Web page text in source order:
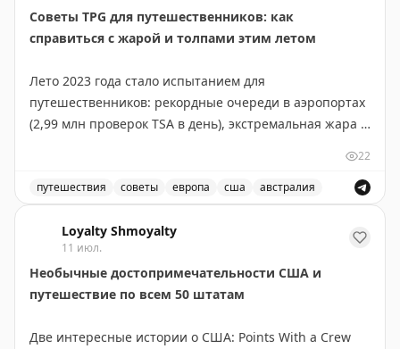
Советы TPG для путешественников: как
справиться с жарой и толпами этим летом
Лето 2023 года стало испытанием для
путешественников: рекордные очереди в аэропортах
(2,99 млн проверок TSA в день), экстремальная жара в
крупные города. Команда The Points Guy поделилась
проверенными лайфхаками для комфортного
путешествия. Главное — гидратация: берите с собой
складную бутылку для воды и электролитные пакеты.
Не забывайте пить воду за часы до полета. Проверьте
бонусы своих кредитных карт: доступ в лаунжи
American Express Platinum дает спасение от жары и
батарейках и охлаждающая маска для мигреней —
22
путешествия советы европа сша австралия
Loyalty Shmoyalty
11 июл.
Необычные достопримечательности США и
путешествие по всем 50 штатам
Две интересные истории о США: Points With a Crew